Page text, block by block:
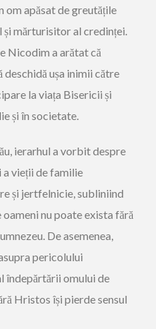
om apăsat de greutățile
mărturisitor al credinței.
Nicodim a arătat că
ușa inimii către
la viața Bisericii și
și în societate.
ierarhul a vorbit despre
vieții de familie
și jertfelnicie, subliniind
nu poate exista fără
De asemenea,
pericolului
îndepărtării omului de
Hristos își pierde sensul